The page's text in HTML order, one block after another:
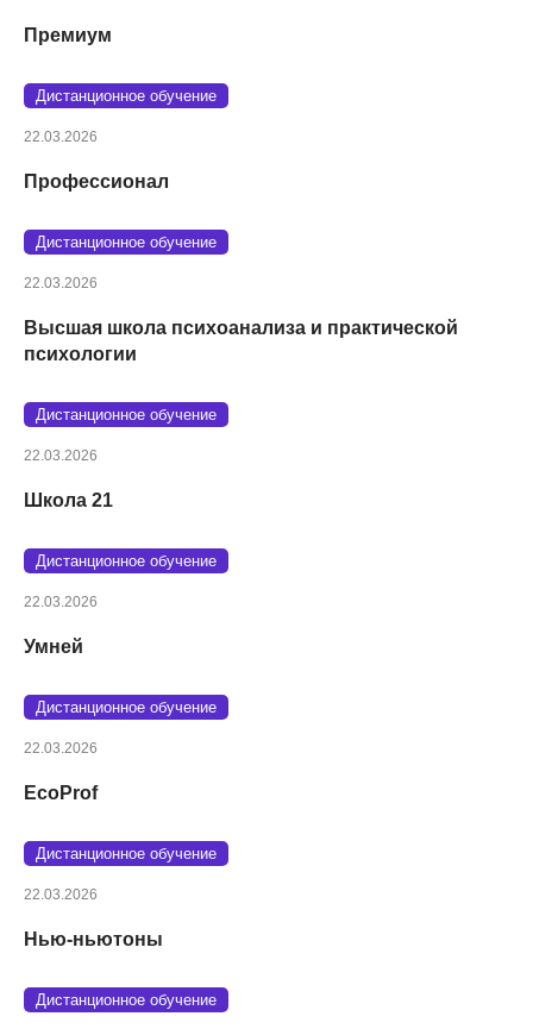
Премиум
Дистанционное обучение
22.03.2026
Профессионал
Дистанционное обучение
22.03.2026
Высшая школа психоанализа и практической
психологии
Дистанционное обучение
22.03.2026
Школа 21
Дистанционное обучение
22.03.2026
Умней
Дистанционное обучение
22.03.2026
EcoProf
Дистанционное обучение
22.03.2026
Нью-ньютоны
Дистанционное обучение